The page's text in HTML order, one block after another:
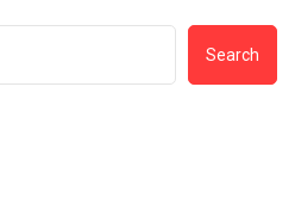
Search